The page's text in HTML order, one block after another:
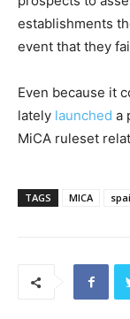
establishments
event that they
Even because it
lately launched a
MiCA ruleset
TAGS MICA